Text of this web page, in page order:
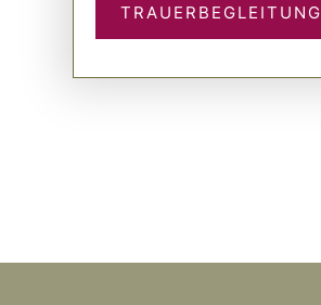
TRAUERBEGLEITUNG